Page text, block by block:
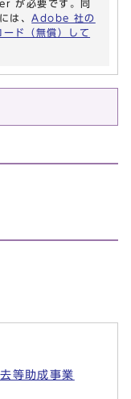
が必要です。同
は、 Adobe 社の
ド（無償）して
等助成事業